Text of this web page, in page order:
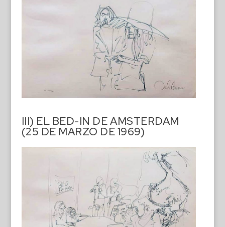
III) EL BED-IN DE AMSTERDAM
(25 DE MARZO DE 1969)